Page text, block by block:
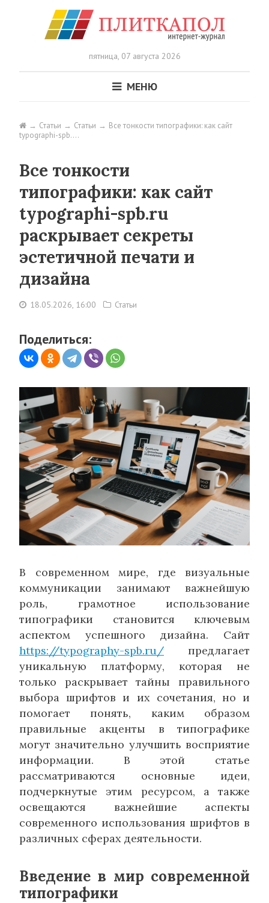
пятница,07 августа 2026
МЕНЮ
Статьи Статьи
Все тонкости типографики: как сайт
typographi-spb.…
Все тонкости
типографики: как сайт
typographi-spb.ru
раскрывает секреты
эстетичной печати и
дизайна
18.05.2026, 16:00 Статьи
Поделиться:
В современном мире, где визуальные
коммуникации занимают важнейшую
роль, грамотное использование
типографики становится ключевым
аспектом успешного дизайна. Сайт
https://typography-spb.ru/ предлагает
уникальную платформу, которая не
только раскрывает тайны правильного
выбора шрифтов и их сочетания, но и
помогает понять, каким образом
правильные акценты в типографике
могут значительно улучшить восприятие
информации. В этой статье
рассматриваются основные идеи,
подчеркнутые этим ресурсом, а также
освещаются важнейшие аспекты
современного использования шрифтов в
различных сферах деятельности.
Введение в мир современной
типографики